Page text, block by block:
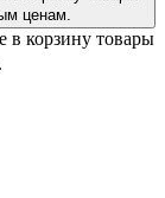
в корзину товары